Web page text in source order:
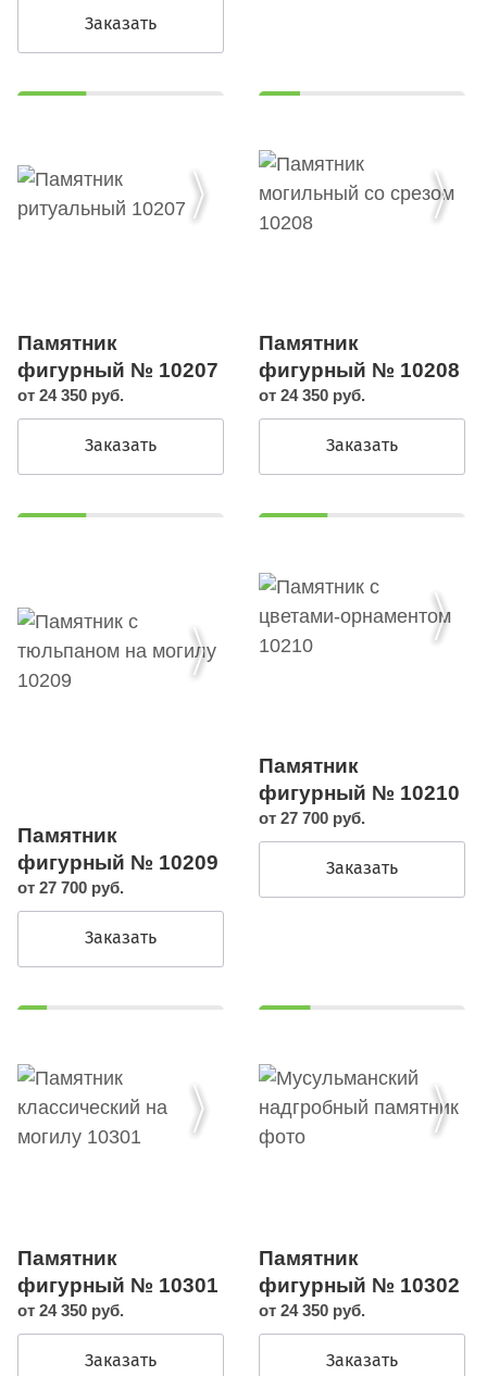
Заказать
Памятник
фигурный № 10207
от 24 350 руб.
Заказать
Памятник
фигурный № 10208
от 24 350 руб.
Заказать
Памятник
фигурный № 10209
от 27 700 руб.
Заказать
Памятник
фигурный № 10210
от 27 700 руб.
Заказать
Памятник
фигурный № 10301
от 24 350 руб.
Заказать
Памятник
фигурный № 10302
от 24 350 руб.
Заказать